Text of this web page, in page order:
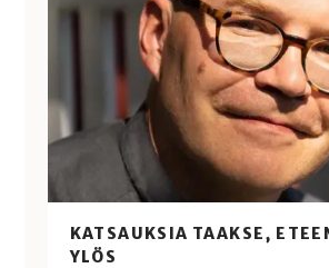
KATSAUKSIA TAAKSE,
YLÖS